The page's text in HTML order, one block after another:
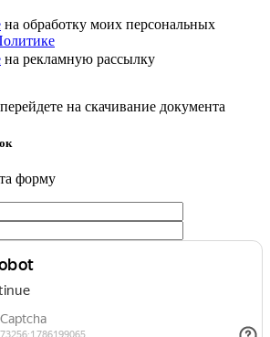
на обработку моих персональных
на рекламную рассылку
на скачивание документа
форму